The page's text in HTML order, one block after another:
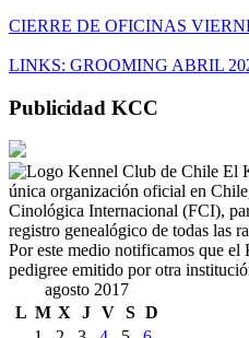
CIERRE DE OFICINAS
LINKS: GROOMING ABRIL
Publicidad KCC
El
única organización oficial en
Cinológica Internacional (FCI),
registro genealógico de todas las
Por este medio notificamos que
pedigree emitido por otra
agosto 2017
L M X J V S D